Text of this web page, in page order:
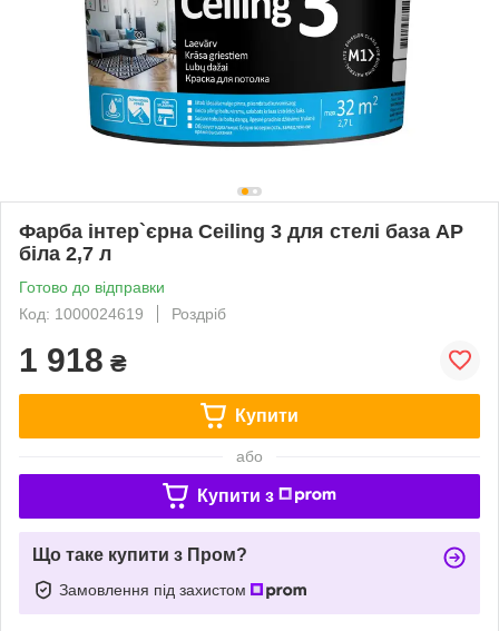
Фарба інтер`єрна Ceiling 3 для стелі база АP
біла 2,7 л
Готово до відправки
Код: 1000024619
Роздріб
1 918 ₴
Купити
або
Купити з
Що таке купити з Пром?
Замовлення під захистом